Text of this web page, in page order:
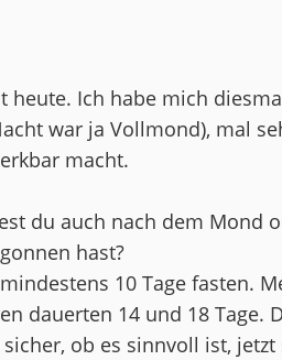
heute. Ich habe mich
war ja Vollmond), mal
macht.
du auch nach dem Mond
hast?
10 Tage fasten.
dauerten 14 und 18 Tage.
ob es sinnvoll ist,